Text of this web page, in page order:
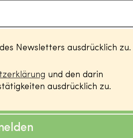
Newsletters ausdrücklich zu.
und den darin
ausdrücklich zu.